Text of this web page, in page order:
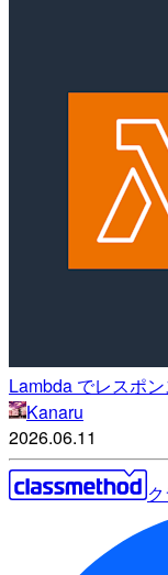
Lambda でレスポ
Kanaru
2026.06.11